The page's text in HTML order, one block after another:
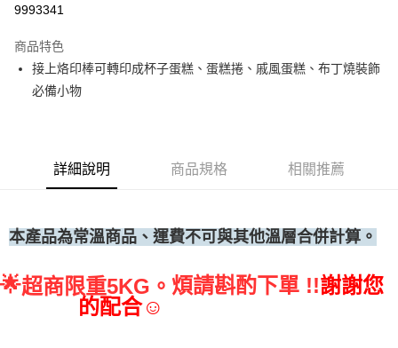
• 付款後7-11取貨
每筆NT$60，滿NT$699(含以上)免運費
9993341
商品特色
接上烙印棒可轉印成杯子蛋糕、蛋糕捲、戚風蛋糕、布丁燒裝飾
必備小物
詳細說明 商品規格 相關推薦
本產品為常溫商品、運費不可與其他溫層合併計算。
🌟超商限重5KG。 煩請斟酌下單 !!謝謝您
的配合☺